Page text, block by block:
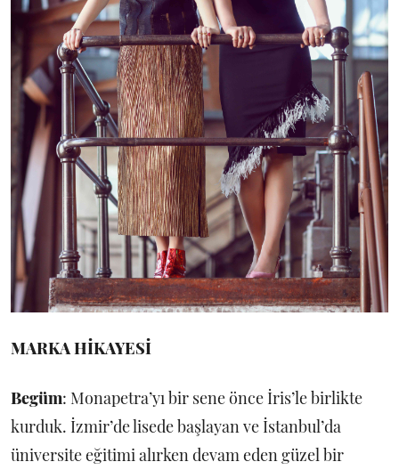
MARKA HİKAYESİ
Begüm: Monapetra’yı bir sene önce İris’le birlikte
kurduk. İzmir’de lisede başlayan ve İstanbul’da
üniversite eğitimi alırken devam eden güzel bir